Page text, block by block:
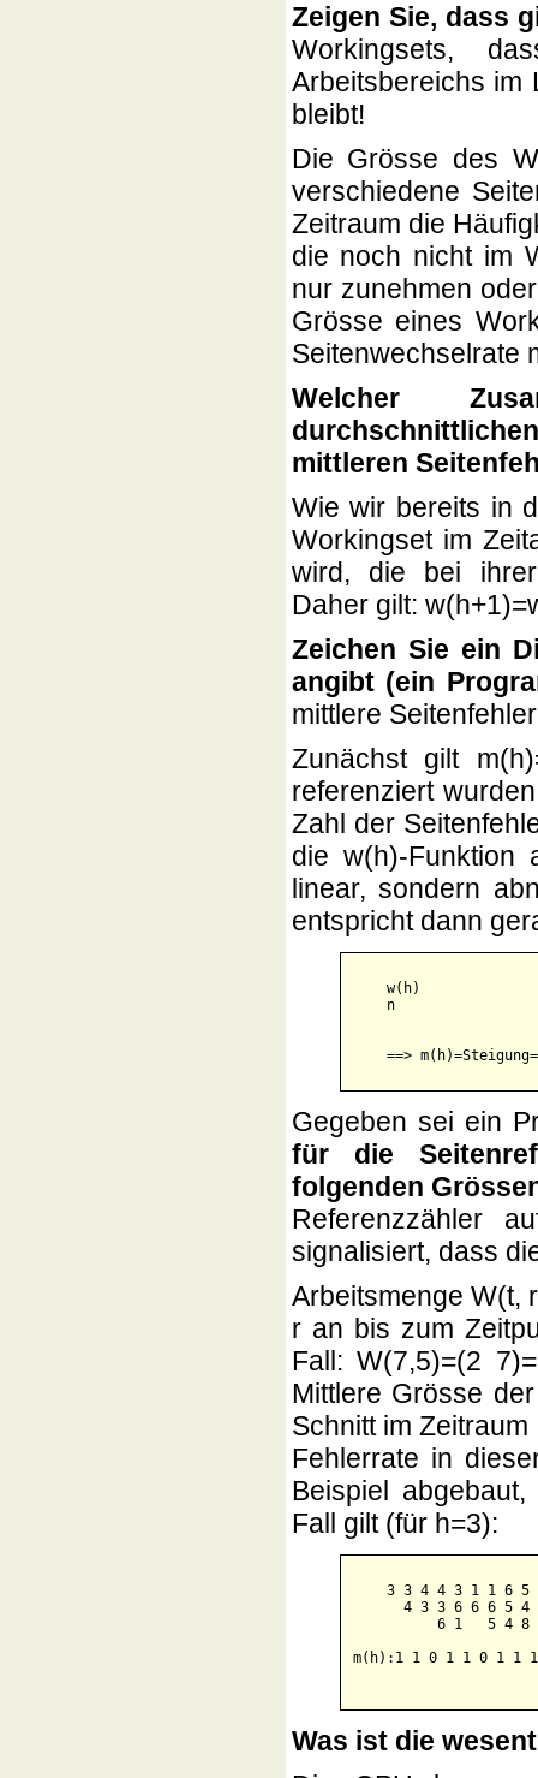
Zeigen Sie, dass
Workingsets,
Arbeitsbereichs im
bleibt!
Die Grösse des
verschiedene
Zeitraum die
die noch nicht im
nur zunehmen
Grösse eines
Seitenwechselrate
Welcher
mittleren
Wie wir bereits in
Workingset im
wird, die bei ihrer
Daher gilt:
Zeichen Sie ein
angibt (ein
mittlere
Zunächst gilt
referenziert
Zahl der
die w(h)-Funktion
linear, sondern
entspricht dann
    w(h)
    n
Gegeben sei ein
für die
folgenden
Referenzzähler
signalisiert, dass
Arbeitsmenge W(t,
r an bis zum
Fall: W(7,5)=(2
Mittlere Grösse
Schnitt im
Fehlerrate in
Beispiel
Fall gilt (für h=3):
3 3 4 4 3 1 1 6 5
4 3 3 6 6 6 5 4
6 1   5 4 8
m(h):1 1 0 1 1 0 1 1 1
Was ist die